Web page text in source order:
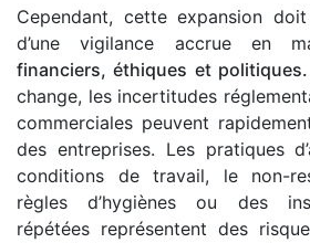
Cependant, cette expansion
d’une vigilance accrue en
financiers, éthiques et politiques.
change, les incertitudes
commerciales peuvent
des entreprises. Les pratiques
conditions de travail, le non-
règles d’hygiènes ou des
répétées représentent des